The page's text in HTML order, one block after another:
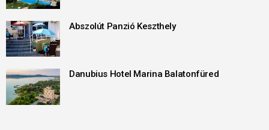
Abszolút Panzió Keszthely
Danubius Hotel Marina Balatonfüred